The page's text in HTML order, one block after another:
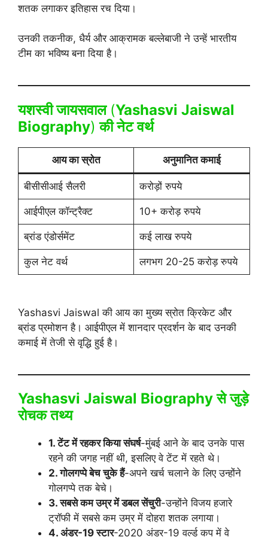
शतक लगाकर इतिहास रच दिया।
उनकी तकनीक, धैर्य और आक्रामक बल्लेबाजी ने उन्हें भारतीय
टीम का भविष्य बना दिया है।
यशस्वी जायसवाल (Yashasvi Jaiswal
Biography) की नेट वर्थ
आय का स्रोत अनुमानित कमाई
बीसीसीआई सैलरी करोड़ों रुपये
आईपीएल कॉन्ट्रैक्ट 10+ करोड़ रुपये
ब्रांड एंडोर्समेंट कई लाख रुपये
कुल नेट वर्थ लगभग 20-25 करोड़ रुपये
Yashasvi Jaiswal की आय का मुख्य स्रोत क्रिकेट और
ब्रांड प्रमोशन है। आईपीएल में शानदार प्रदर्शन के बाद उनकी
कमाई में तेजी से वृद्धि हुई है।
Yashasvi Jaiswal Biographyसे जुड़े
रोचक तथ्य
1. टेंट में रहकर किया संघर्ष-मुंबई आने के बाद उनके पास
रहने की जगह नहीं थी, इसलिए वे टेंट में रहते थे।
2. गोलगप्पे बेच चुके हैं-अपने खर्च चलाने के लिए उन्होंने
गोलगप्पे तक बेचे।
3. सबसे कम उम्र में डबल सेंचुरी-उन्होंने विजय हजारे
ट्रॉफी में सबसे कम उम्र में दोहरा शतक लगाया।
4. अंडर-19 स्टार-2020 अंडर-19 वर्ल्ड कप में वे